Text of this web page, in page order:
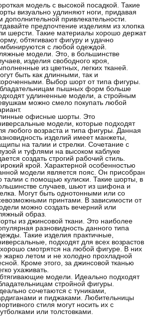
модель с высокой посадкой. Такие
визуально удлиняют ноги, придавая
дополнительной привлекательности.
предпочтение изделиям из хлопка
шерсти. Такие материалы хорошо держат
обтягивают фигуру и удачно
с любой одеждой.
модели. Это, в большинстве
изделия свободного кроя,
из цветных, легких тканей.
быть как длинными, так и
Выбор шорт от типа фигуры.
пышных форм больше
удлиненные модели, а стройным
можно смело покупать любой
офисные шорты. Это
модели, которые подходят
любого возраста и типа фигуры. Данная
изделий имеет манжеты,
на талии и стрелки. Сочетание с
и туфлями на высоком каблуке
создать строгий рабочий стиль.
крой. Характерной особенностью
модели является пояс. Он присобран
талии с помощью кулиски. Такие шорты, в
случаев, шьют из шифона и
Могут быть однотонными или со
принтами. В зависимости от
можно создать вечерний или
образ.
из джинсовой ткани. Это наиболее
разновидность данного типа
Такие изделия практичные,
подходят для всех возрастов
смотрятся на любой фигуре. В них
жарко летом и не холодно прохладной
Кроме этого, за джинсовой тканью
ухаживать.
модели. Идеально подходят
стройной фигуры.
сочетаются с туниками,
и пиджаками. Любительницы
стиля могут носить их с
или толстовками.